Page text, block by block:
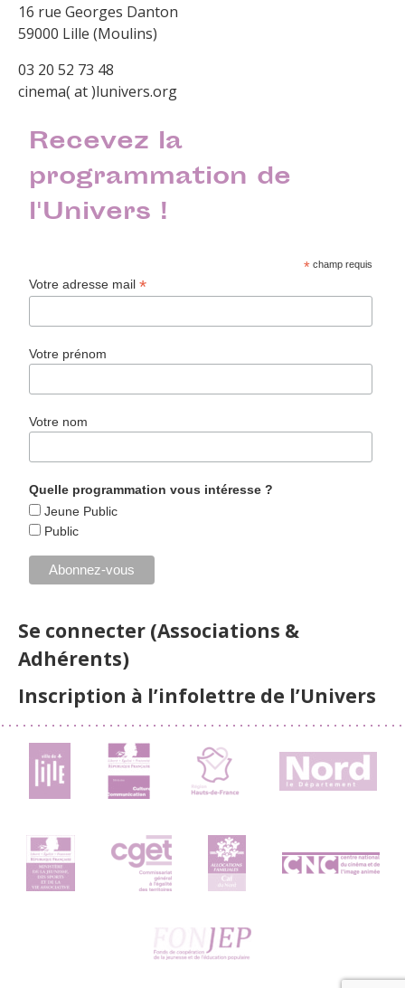
16 rue Georges Danton
59000 Lille (Moulins)
03 20 52 73 48
cinema( at )lunivers.org
Recevez la
programmation de
l'Univers !
* champ requis
Votre adresse mail*
Votre prénom
Votre nom
Quelle programmation vous intéresse ?
Jeune Public
Public
Se connecter (Associations &
Adhérents)
Inscription à l’infolettre de l’Univers